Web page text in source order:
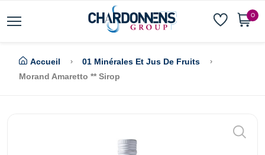
0
Accueil
01 Minérales Et Jus De Fruits
Morand Amaretto ** Sirop